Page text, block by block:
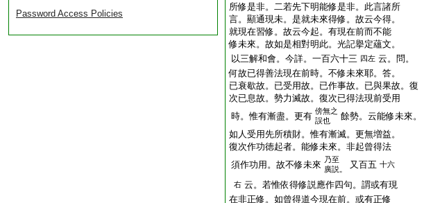
Password Access Policies
所修是非。二若先下明能修是非。此言諸所
言。顯通現未。是就未來得修。故云今得。
就現在習修。故云今起。有現在前而不能
修未來。故如是相對明此。光記擧定蘊文。
以三解和會。今詳。一百六十三 四左 云。問。
何故已得善法現在前時。不修未來耶。答。
已衰歇故。已受用故。已作事故。已與果故。復
次已息故。勢力滅故。復次已得法現前受用
時。惟有漸盡。更有 傍無之
誤也
餘勢。云能修未來。
如人受用先所積財。惟有漸滅。更無増益。
復次作功徳起者。能修未來。非起曾得法
須作功用。故不修未來 乃至
廣説。
又百五 十六
右 云。若惟依得修説應作四句。謂或有現
在非正修。如曾得道今現在前。或有正修